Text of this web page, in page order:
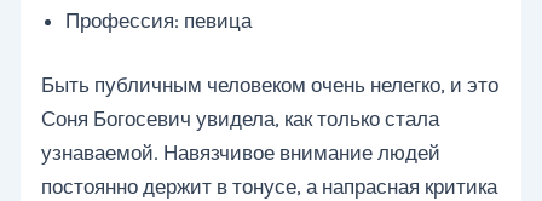
Профессия: певица
Быть публичным человеком очень нелегко, и это
Соня Богосевич увидела, как только стала
узнаваемой. Навязчивое внимание людей
постоянно держит в тонусе, а напрасная критика